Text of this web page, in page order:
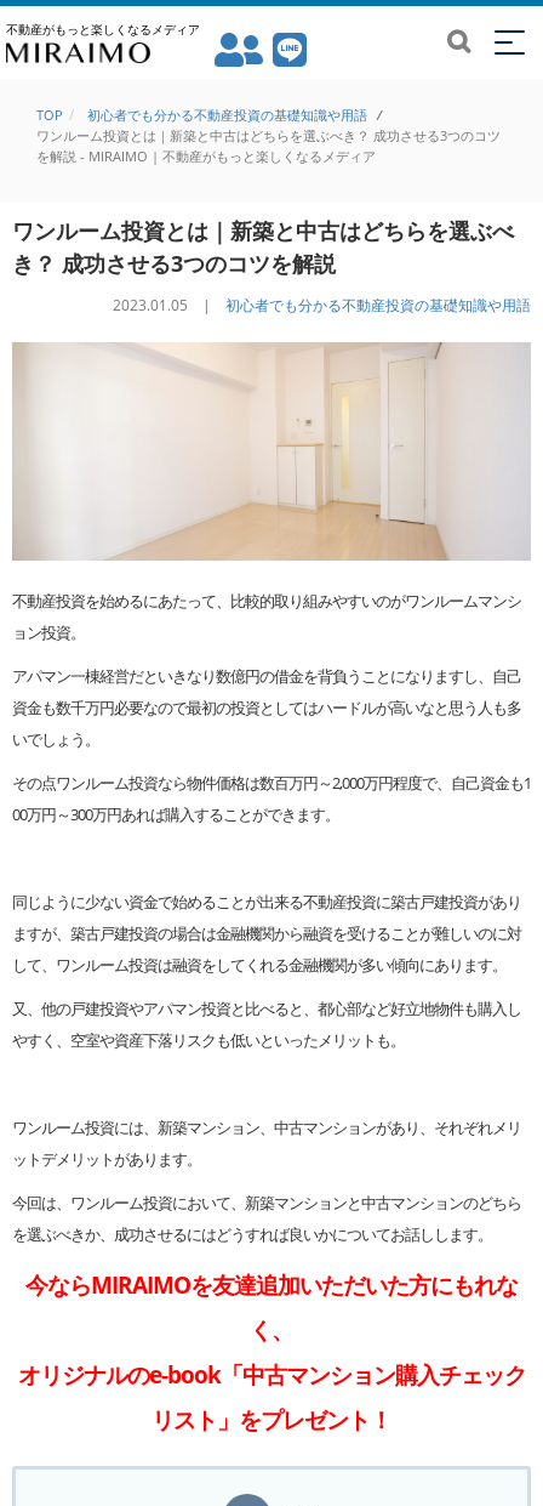
不動産がもっと楽しくなるメディア
TOP 初心者でも分かる不動産投資の基礎知識や用語 /
ワンルーム投資とは｜新築と中古はどちらを選ぶべき？ 成功させる3つのコツ
を解説 - MIRAIMO | 不動産がもっと楽しくなるメディア
ワンルーム投資とは｜新築と中古はどちらを選ぶべ
き？ 成功させる3つのコツを解説
2023.01.05 | 初心者でも分かる不動産投資の基礎知識や用語
不動産投資を始めるにあたって、比較的取り組みやすいのがワンルームマンシ
ョン投資。
アパマン一棟経営だといきなり数億円の借金を背負うことになりますし、自己
資金も数千万円必要なので最初の投資としてはハードルが高いなと思う人も多
いでしょう。
その点ワンルーム投資なら物件価格は数百万円～2,000万円程度で、自己資金も1
00万円～300万円あれば購入することができます。
同じように少ない資金で始めることが出来る不動産投資に築古戸建投資があり
ますが、築古戸建投資の場合は金融機関から融資を受けることが難しいのに対
して、ワンルーム投資は融資をしてくれる金融機関が多い傾向にあります。
又、他の戸建投資やアパマン投資と比べると、都心部など好立地物件も購入し
やすく、空室や資産下落リスクも低いといったメリットも。
ワンルーム投資には、新築マンション、中古マンションがあり、それぞれメリ
ットデメリットがあります。
今回は、ワンルーム投資において、新築マンションと中古マンションのどちら
を選ぶべきか、成功させるにはどうすれば良いかについてお話しします。
今ならMIRAIMOを友達追加いただいた方にもれな
く、
オリジナルのe-book「中古マンション購入チェック
リスト」をプレゼント！